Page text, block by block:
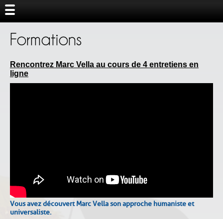
Formations
Rencontrez Marc Vella au cours de 4 entretiens en
ligne
Vous avez découvert Marc Vella son approche humaniste et
universaliste.